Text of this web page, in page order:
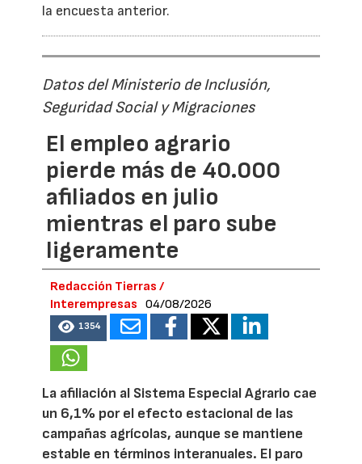
la encuesta anterior.
Datos del Ministerio de Inclusión,
Seguridad Social y Migraciones
El empleo agrario
pierde más de 40.000
afiliados en julio
mientras el paro sube
ligeramente
Redacción Tierras /
Interempresas
04/08/2026
1354
La afiliación al Sistema Especial Agrario cae
un 6,1% por el efecto estacional de las
campañas agrícolas, aunque se mantiene
estable en términos interanuales. El paro